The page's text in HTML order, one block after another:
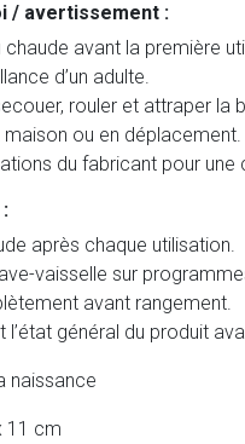
/ avertissement :
chaude avant la première
d’un adulte.
rouler et attraper la
ou en déplacement.
du fabricant pour une
après chaque utilisation.
vaisselle sur
avant rangement.
l’état général du produit
naissance
11 cm